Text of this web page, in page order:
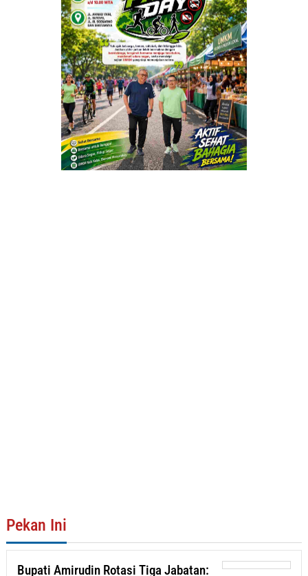
Pekan Ini
Bupati Amirudin Rotasi Tiga Jabatan: